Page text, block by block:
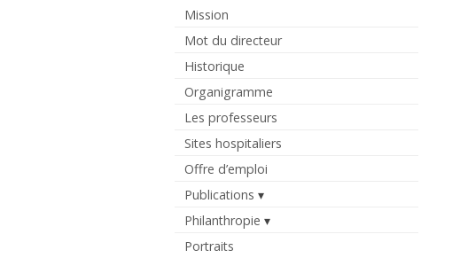
Mission
Mot du directeur
Historique
Organigramme
Les professeurs
Sites hospitaliers
Offre d’emploi
Publications
Philanthropie
Portraits